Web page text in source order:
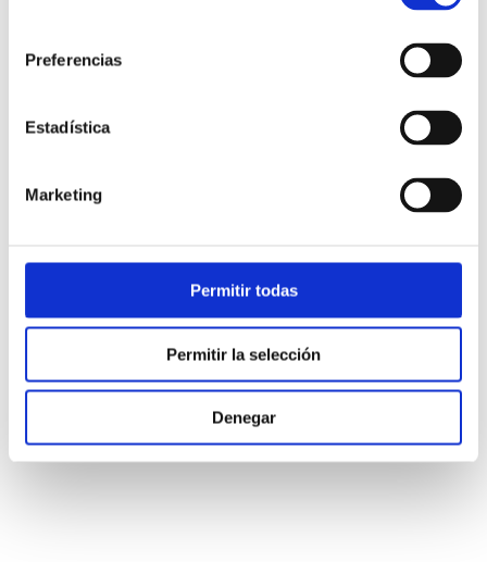
Preferencias
Estadística
Marketing
Permitir todas
Permitir la selección
Denegar
Mesa redonda:
‘El Futuro de la Experiencia: Nuevos
La Quinta del Jarama, Madrid
Banco Galicia
María José Baena Priego –Tinsa España
Agustí Molías –Contact Center Institute